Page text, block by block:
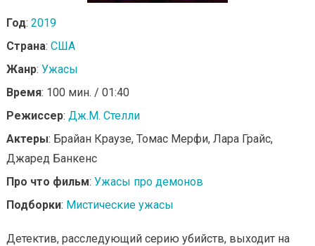
Год: 2019
Страна: США
Жанр: Ужасы
Время: 100 мин. / 01:40
Режиссер: Дж.М. Стелли
Актеры: Брайан Краузе, Томас Мерфи, Лара Грайс,
Джаред Банкенс
Про что фильм: Ужасы про демонов
Подборки: Мистические ужасы
Детектив, расследующий серию убийств, выходит на